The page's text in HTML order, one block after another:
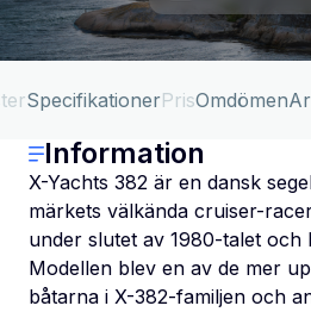
SpecifikationerPrisOmdömen
Information
X-Yachts 382 är en dansk
märkets välkända cruiser-
under slutet av 1980-talet och
Modellen blev en av de mer
båtarna i X-382-familjen och